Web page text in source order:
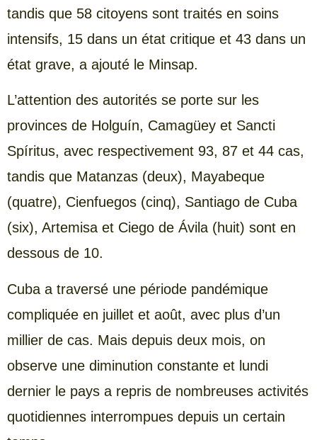
tandis que 58 citoyens sont traités en soins
intensifs, 15 dans un état critique et 43 dans un
état grave, a ajouté le Minsap.
L’attention des autorités se porte sur les
provinces de Holguín, Camagüey et Sancti
Spíritus, avec respectivement 93, 87 et 44 cas,
tandis que Matanzas (deux), Mayabeque
(quatre), Cienfuegos (cinq), Santiago de Cuba
(six), Artemisa et Ciego de Ávila (huit) sont en
dessous de 10.
Cuba a traversé une période pandémique
compliquée en juillet et août, avec plus d’un
millier de cas. Mais depuis deux mois, on
observe une diminution constante et lundi
dernier le pays a repris de nombreuses activités
quotidiennes interrompues depuis un certain